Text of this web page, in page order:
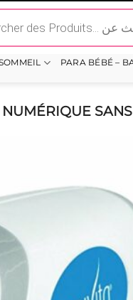
PARA BÉBÉ –